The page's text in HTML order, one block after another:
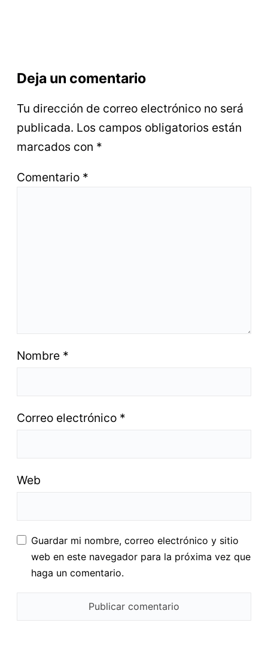
Deja un comentario
Tu dirección de correo electrónico no será
publicada. Los campos obligatorios están
marcados con *
Comentario *
Nombre *
Correo electrónico *
Web
Guardar mi nombre, correo electrónico y sitio
web en este navegador para la próxima vez que
haga un comentario.